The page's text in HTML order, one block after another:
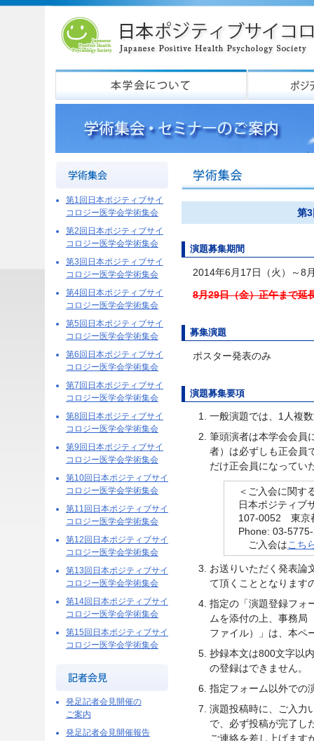
第1回日本ポジティブサイ
コロジー医学会学術集会
第2回日本ポジティブサイ
コロジー医学会学術集会
第3回日本ポジティブサイ
コロジー医学会学術集会
第4回日本ポジティブサイ
コロジー医学会学術集会
第5回日本ポジティブサイ
コロジー医学会学術集会
第6回日本ポジティブサイ
コロジー医学会学術集会
第7回日本ポジティブサイ
コロジー医学会学術集会
第8回日本ポジティブサイ
コロジー医学会学術集会
第9回日本ポジティブサイ
コロジー医学会学術集会
第10回日本ポジティブサイ
コロジー医学会学術集会
第11回日本ポジティブサイ
コロジー医学会学術集会
第12回日本ポジティブサイ
コロジー医学会学術集会
第13回日本ポジティブサイ
コロジー医学会学術集会
第14回日本ポジティブサイ
コロジー医学会学術集会
第15回日本ポジティブサイ
コロジー医学会学術集会
発足記者会見開催の
ご案内
発足記者会見開催報告
第
演題募集期間
2014年6月17日（火）～8
8月29日（金）正午まで延
募集演題
ポスター発表のみ
演題募集要項
一般演題では、1人複
筆頭演者は本学会会員
者）は必ずしも正会員
だけ正会員になってい
＜ご入会に関す
日本ポジティブ
107-0052 東京
Phone: 03-
ご入会はこち
お送りいただく発表論
て頂くこととなります
指定の「演題登録フォ
ムを添付の上、事務局
ファイル）」は、本ペ
抄録本文は800文字以
の登録はできません。
指定フォーム以外での
演題投稿時に、ご入力
で、必ず投稿が完了し
ご連絡を差し上げます